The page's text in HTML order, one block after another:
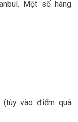
Một số hãng
vào điểm quá